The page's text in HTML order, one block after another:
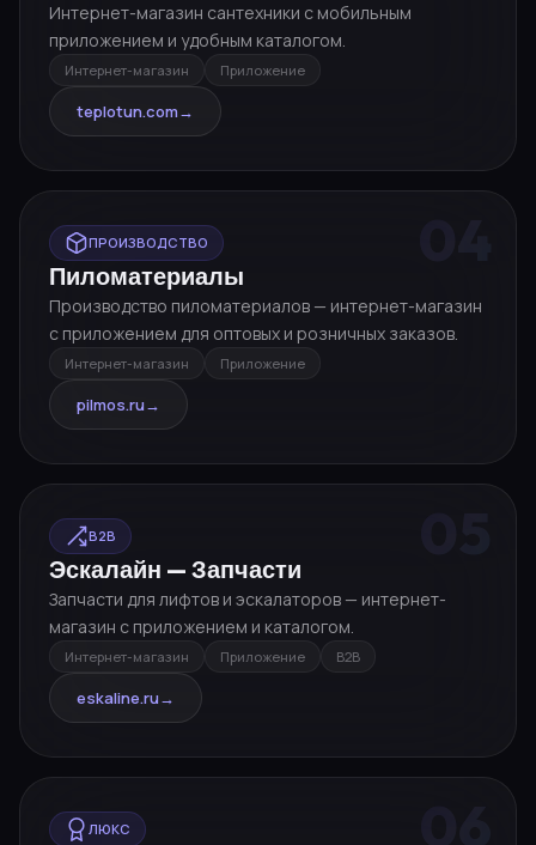
Интернет-магазин сантехники с мобильным
приложением и удобным каталогом.
Интернет-магазин Приложение
teplotun.com→
ПРОИЗВОДСТВО
Пиломатериалы
Производство пиломатериалов — интернет-магазин
с приложением для оптовых и розничных заказов.
Интернет-магазин Приложение
pilmos.ru→
B2B
Эскалайн — Запчасти
Запчасти для лифтов и эскалаторов — интернет-
магазин с приложением и каталогом.
Интернет-магазин Приложение B2B
eskaline.ru→
ЛЮКС